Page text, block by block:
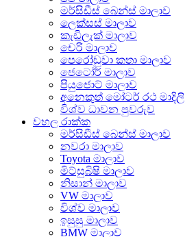
මර්සිඩීස් බෙන්ස් මාලාව
ලෙක්සස් මාලාව
කැඩිලැක් මාලාව
චෙරි මාලාව
පෙරෝඩුවා කතා මාලාව
ජෙටෝර් මාලාව
පියුජොට් මාලාව
අනෙකුත් මෝටර් රථ මාදිලි
විශ්ව ධාවන පුවරුව
වහල රාක්ක
මර්සිඩීස් බෙන්ස් මාලාව
නවරා මාලාව
Toyota මාලාව
මිට්සුබිෂි මාලාව
නිසාන් මාලාව
VW මාලාව
විශ්ව මාලාව
ඉසුසු මාලාව
BMW මාලාව